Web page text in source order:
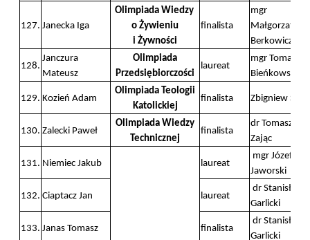
127. Janecka Iga
Olimpiada Wiedzy
o Żywieniu
i Żywności
finalista
mgr
Małgorzata
Berkowicz
128.
Janczura
Mateusz
Olimpiada
Przedsiębiorczości
laureat
mgr Tomasz
Bieńkowski
129. Kozień Adam
Olimpiada Teologii
Katolickiej
finalista Zbigniew Sala
130. Zalecki Paweł
Olimpiada Wiedzy
Technicznej
finalista
dr Tomasz
Zając
131. Niemiec Jakub laureat
mgr Józef
Jaworski
132. Ciaptacz Jan laureat
dr Stanisław
Garlicki
133. Janas Tomasz finalista
dr Stanisław
Garlicki